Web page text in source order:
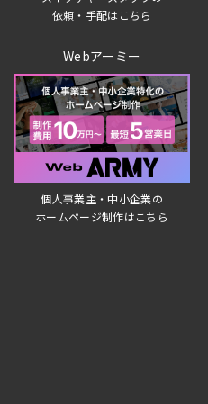
依頼・手配はこちら
Webアーミー
個人事業主・中小企業の
ホームページ制作はこちら